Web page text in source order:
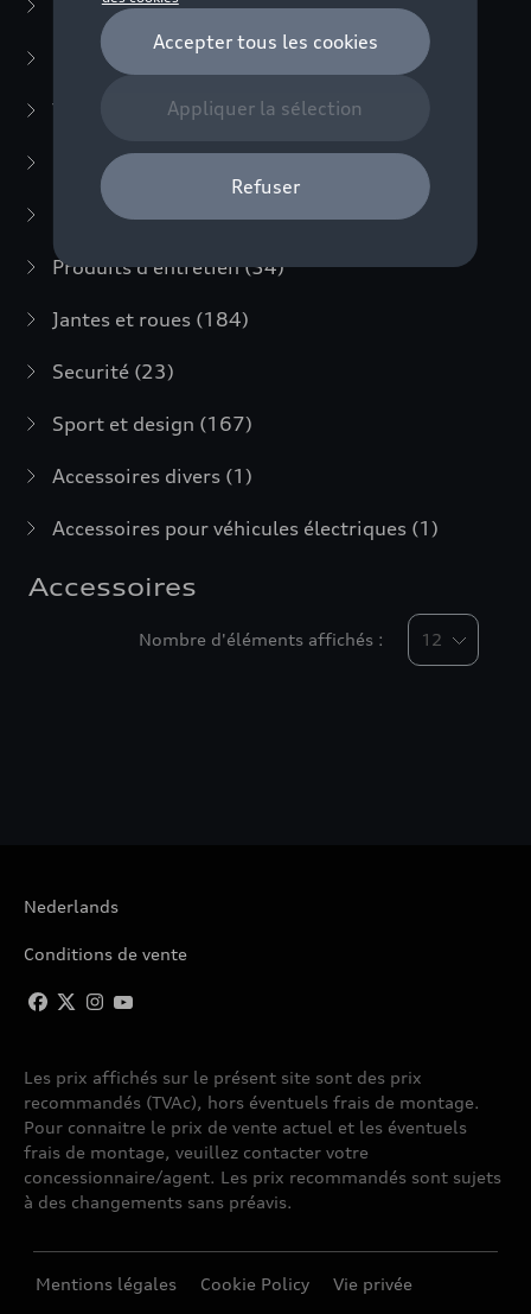
Packs(38)
E-mobilité
Transport (94)
Confort et protection
Multimédia(14)
Produits d'entretien(54)
Jantes et roues (184)
Securité (23)
Sport et design (167)
Accessoires divers (1)
Accessoires pour véhicules électriques (1)
Accessoires
Nombre d'éléments affichés :
Nederlands
Conditions de vente
Les prix affichés sur le présent site sont des prix
recommandés (TVAc), hors éventuels frais de montage.
Pour connaitre le prix de vente actuel et les éventuels
frais de montage, veuillez contacter votre
concessionnaire/agent. Les prix recommandés sont sujets
à des changements sans préavis.
Mentions légales Cookie Policy Vie privée